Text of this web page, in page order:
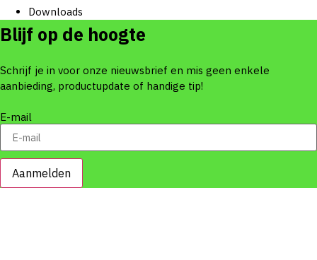
Downloads
Blijf op de hoogte
Schrijf je in voor onze nieuwsbrief en mis geen enkele
aanbieding, productupdate of handige tip!
E-mail
Aanmelden